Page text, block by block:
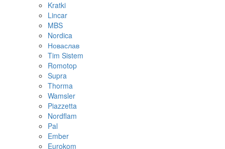
Kratki
Lincar
MBS
Nordica
Новаслав
Tim Sistem
Romotop
Supra
Thorma
Wamsler
Piazzetta
Nordflam
Pal
Ember
Eurokom